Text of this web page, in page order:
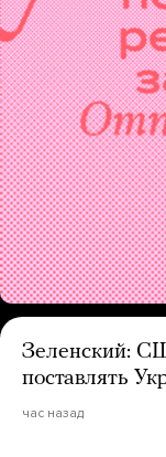
Зеленский:
поставлять
час назад